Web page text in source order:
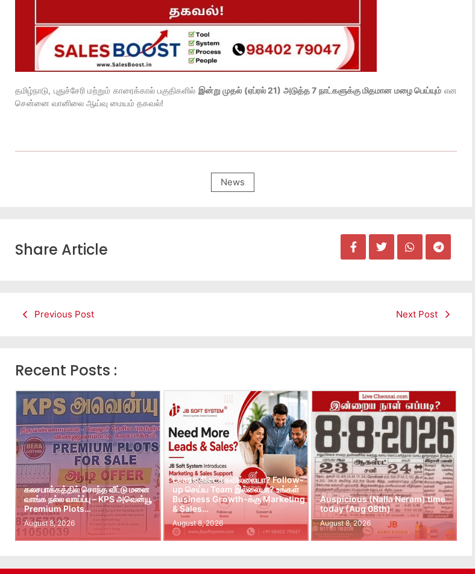
தமிழ்நாடு, புதுச்சேரி மற்றும் காரைக்கால் பகுதிகளில் இன்று முதல் (ஏப்ரல் 21) அடுத்த 7 நாட்களுக்கு மிதமான மழை பெய்யும் என
சென்னை வானிலை ஆய்வு மையம் தகவல்!
News
Share Article
Previous Post Next Post
Recent Posts :
கலசபாக்கத்தில் சொந்த வீட்டு மனை
வாங்க நல்ல வாய்ப்பு – KPS அவென்யூ
Premium Plots…
August 8, 2026
Leads கிடைக்கவில்லையா? Follow-
up செய்ய Team இல்லையா? உங்கள்
Business Growth-க்கு Marketing
& Sales…
August 8, 2026
Auspicious (Nalla Neram) time
today (Aug 08th)
August 8, 2026